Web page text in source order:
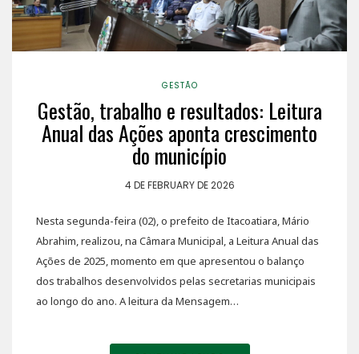
GESTÃO
Gestão, trabalho e resultados: Leitura
Anual das Ações aponta crescimento
do município
4 DE FEBRUARY DE 2026
Nesta segunda-feira (02), o prefeito de Itacoatiara, Mário
Abrahim, realizou, na Câmara Municipal, a Leitura Anual das
Ações de 2025, momento em que apresentou o balanço
dos trabalhos desenvolvidos pelas secretarias municipais
ao longo do ano. A leitura da Mensagem…